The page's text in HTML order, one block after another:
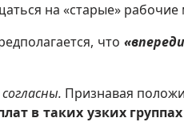
на «старые» рабочие
что
Признавая
в таких узких